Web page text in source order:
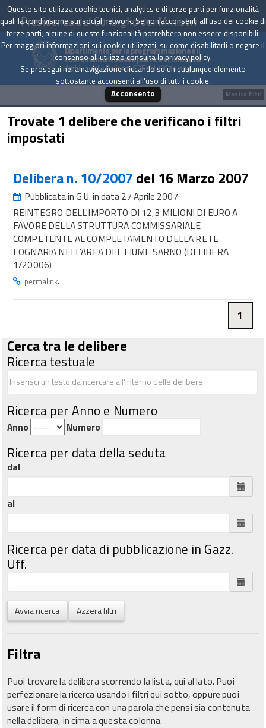
Presidenza del Consiglio dei Ministri
Dipartimento per la programmazione e il
coordinamento della politica economica
Archivio delle Delibere CIPE dal 1967 a oggi
Trovate 1 delibere che verificano i filtri
impostati
Delibera n. 10/2007 del 16 Marzo 2007
Pubblicata in G.U. in data 27 Aprile 2007
REINTEGRO DELL'IMPORTO DI 12,3 MILIONI DI EURO A
FAVORE DELLA STRUTTURA COMMISSARIALE
COMPETENTE AL COMPLETAMENTO DELLA RETE
FOGNARIA NELL'AREA DEL FIUME SARNO (DELIBERA
1/20006)
permalink.
1
Cerca tra le delibere
Ricerca testuale
Ricerca per Anno e Numero
Anno Numero
Ricerca per data della seduta
dal
al
Ricerca per data di pubblicazione in Gazz.
Uff.
Avvia ricerca Azzera filtri
Filtra
Puoi trovare la delibera scorrendo la lista, qui al lato. Puoi
perfezionare la ricerca usando i filtri qui sotto, oppure puoi
usare il form di ricerca con una parola che pensi sia contenuta
nella delibera, in cima a questa colonna.
Mostra filtri
Questo sito utilizza cookie tecnici, analytics e di terze parti per funzionalità
quali la condivisione sui social network. Se non acconsenti all'uso dei cookie di
terze parti, alcune di queste funzionalità potrebbero non essere disponibili.
Per maggiori informazioni sui cookie utilizzati, su come disabilitarli o negare il
consenso all'utilizzo consulta laprivacy policy.
Se prosegui nella navigazione cliccando su un qualunque elemento
sottostante acconsenti all'uso di tutti i cookie.
Acconsento